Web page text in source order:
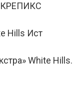
КРЕПИКС
Hills Ист
White Hills.